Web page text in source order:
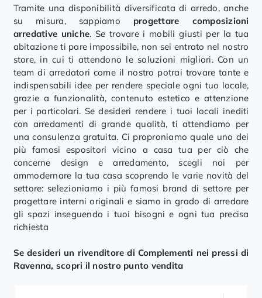
Tramite una disponibilità diversificata di arredo, anche
su misura, sappiamo progettare composizioni
arredative uniche. Se trovare i mobili giusti per la tua
abitazione ti pare impossibile, non sei entrato nel nostro
store, in cui ti attendono le soluzioni migliori. Con un
team di arredatori come il nostro potrai trovare tante e
indispensabili idee per rendere speciale ogni tuo locale,
grazie a funzionalità, contenuto estetico e attenzione
per i particolari. Se desideri rendere i tuoi locali inediti
con arredamenti di grande qualità, ti attendiamo per
una consulenza gratuita. Ci proproniamo quale uno dei
più famosi espositori vicino a casa tua per ciò che
concerne design e arredamento, scegli noi per
ammodernare la tua casa scoprendo le varie novità del
settore: selezioniamo i più famosi brand di settore per
progettare interni originali e siamo in grado di arredare
gli spazi inseguendo i tuoi bisogni e ogni tua precisa
richiesta
Se desideri un rivenditore di Complementi nei pressi di
Ravenna, scopri il nostro punto vendita